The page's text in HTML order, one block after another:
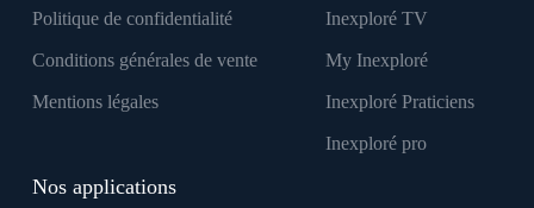
Politique de confidentialité
Conditions générales de vente
Mentions légales
Inexploré TV
My Inexploré
Inexploré Praticiens
Inexploré pro
Nos applications